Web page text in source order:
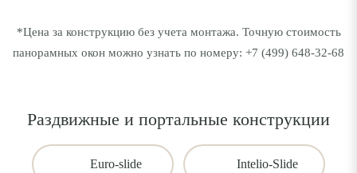
*Цена за конструкцию без учета монтажа. Точную стоимость
панорамных окон можно узнать по номеру: +7 (499) 648-32-68
Раздвижные и портальные конструкции
Euro-slide Intelio-Slide